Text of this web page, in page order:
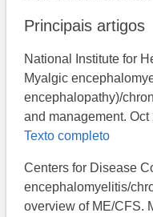
Principais artigos
National Institute for
Myalgic
encephalopathy)/
and management.
Texto completo
Centers for Disease
encephalomyelitis/
overview of ME/CFS.